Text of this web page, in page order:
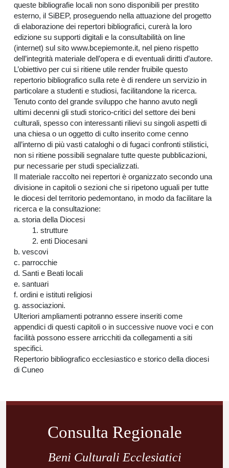
queste bibliografie locali non sono disponibili per prestito
esterno, il SiBEP, proseguendo nella attuazione del progetto
di elaborazione dei repertori bibliografici, curerà la loro
edizione su supporti digitali e la consultabilità on line
(internet) sul sito www.bcepiemonte.it, nel pieno rispetto
dell’integrità materiale dell’opera e di eventuali diritti d’autore.
L’obiettivo per cui si ritiene utile render fruibile questo
repertorio bibliografico sulla rete è di rendere un servizio in
particolare a studenti e studiosi, facilitandone la ricerca.
Tenuto conto del grande sviluppo che hanno avuto negli
ultimi decenni gli studi storico-critici del settore dei beni
culturali, spesso con interessanti rilievi su singoli aspetti di
una chiesa o un oggetto di culto inserito come cenno
all’interno di più vasti cataloghi o di fugaci confronti stilistici,
non si ritiene possibili segnalare tutte queste pubblicazioni,
pur necessarie per studi specializzati.
Il materiale raccolto nei repertori è organizzato secondo una
divisione in capitoli o sezioni che si ripetono uguali per tutte
le diocesi del territorio pedemontano, in modo da facilitare la
ricerca e la consultazione:
a. storia della Diocesi
1. strutture
2. enti Diocesani
b. vescovi
c. parrocchie
d. Santi e Beati locali
e. santuari
f. ordini e istituti religiosi
g. associazioni.
Ulteriori ampliamenti potranno essere inseriti come
appendici di questi capitoli o in successive nuove voci e con
facilità possono essere arricchiti da collegamenti a siti
specifici.
Repertorio bibliografico ecclesiastico e storico della diocesi
di Cuneo
Navigazione
Consulta Regionale
Beni Culturali Ecclesiatici